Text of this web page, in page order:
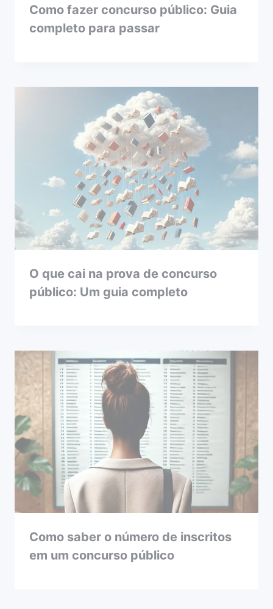
Como fazer concurso público: Guia
completo para passar
O que cai na prova de concurso
público: Um guia completo
Como saber o número de inscritos
em um concurso público